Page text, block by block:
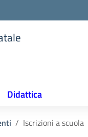
Didattica
Iscrizioni a scuola